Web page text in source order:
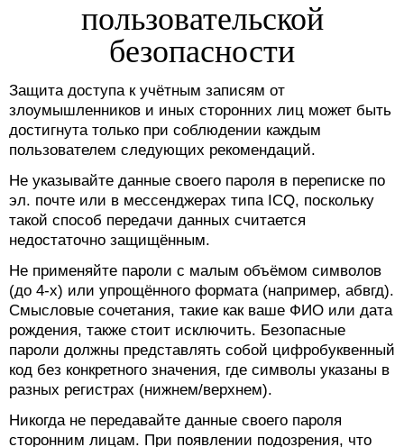
пользовательской
безопасности
Защита доступа к учётным записям от
злоумышленников и иных сторонних лиц может быть
достигнута только при соблюдении каждым
пользователем следующих рекомендаций.
Не указывайте данные своего пароля в переписке по
эл. почте или в мессенджерах типа ICQ, поскольку
такой способ передачи данных считается
недостаточно защищённым.
Не применяйте пароли с малым объёмом символов
(до 4-х) или упрощённого формата (например, абвгд).
Смысловые сочетания, такие как ваше ФИО или дата
рождения, также стоит исключить. Безопасные
пароли должны представлять собой цифробуквенный
код без конкретного значения, где символы указаны в
разных регистрах (нижнем/верхнем).
Никогда не передавайте данные своего пароля
сторонним лицам. При появлении подозрения, что